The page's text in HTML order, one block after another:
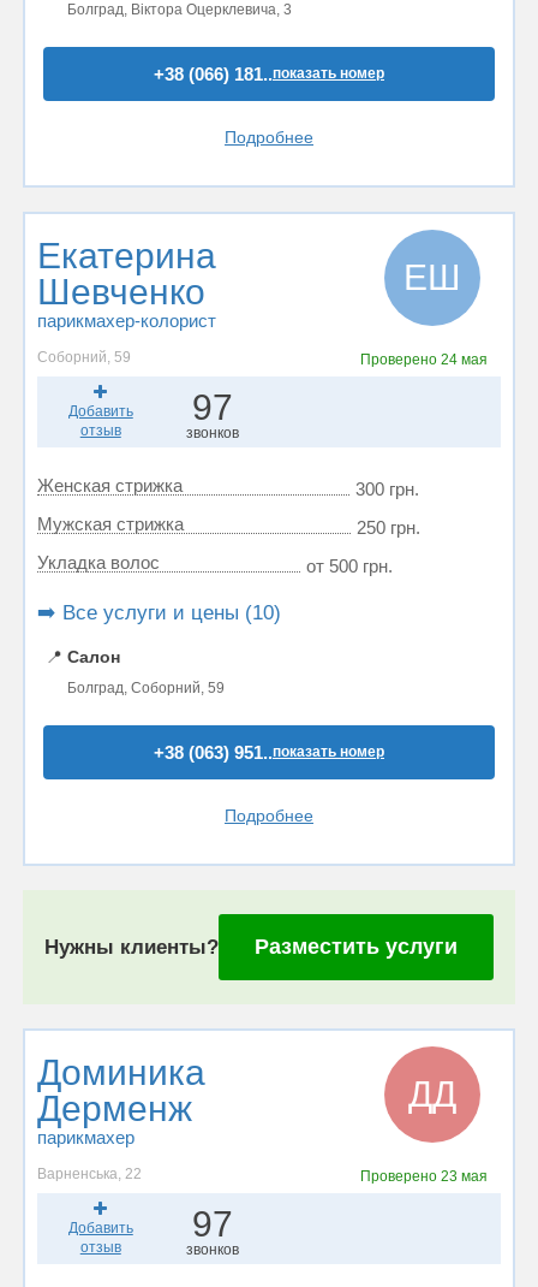
Болград, Віктора Оцерклевича, 3
+38 (066) 181..показать номер
Подробнее
Екатерина
Шевченко
парикмахер-колорист
ЕШ
Соборний, 59 Проверено 24 мая
Добавить
отзыв
97
звонков
Женская стрижка
300 грн.
Мужская стрижка
250 грн.
Укладка волос
от 500 грн.
➡️ Все услуги и цены (10)
📍 Салон
Болград, Соборний, 59
+38 (063) 951..показать номер
Подробнее
Нужны клиенты? Разместить услуги
Доминика
Дерменж
парикмахер
ДД
Варненська, 22 Проверено 23 мая
Добавить
отзыв
97
звонков